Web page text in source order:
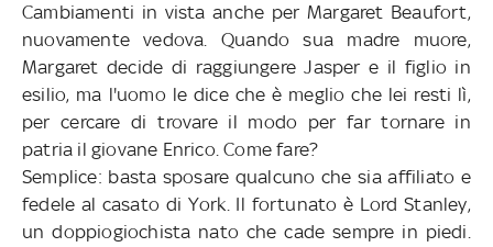
Cambiamenti in vista anche per Margaret Beaufort,
nuovamente vedova. Quando sua madre muore,
Margaret decide di raggiungere Jasper e il figlio in
esilio, ma l'uomo le dice che è meglio che lei resti lì,
per cercare di trovare il modo per far tornare in
patria il giovane Enrico. Come fare?
Semplice: basta sposare qualcuno che sia affiliato e
fedele al casato di York. Il fortunato è Lord Stanley,
un doppiogiochista nato che cade sempre in piedi.